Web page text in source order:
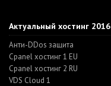
Актуальный хостинг 2016
Анти-DDos защита
Cpanel хостинг 1 EU
Cpanel хостинг 2 RU
VDS Cloud 1